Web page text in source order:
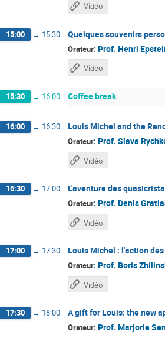
Vidéo
15:00 → 15:30 Quelques souvenirs
Orateur: Prof. Henri
Vidéo
15:30 → 16:00 Coffee break
16:00 → 16:30 Louis Michel and the
Orateur: Prof. Slava
Vidéo
16:30 → 17:00 L'aventure des
Orateur: Prof. Denis
Vidéo
17:00 → 17:30 Louis Michel : l'action
Orateur: Prof. Boris
Vidéo
17:30 → 18:00 A gift for Louis: the new
Orateur: Prof. Marjorie